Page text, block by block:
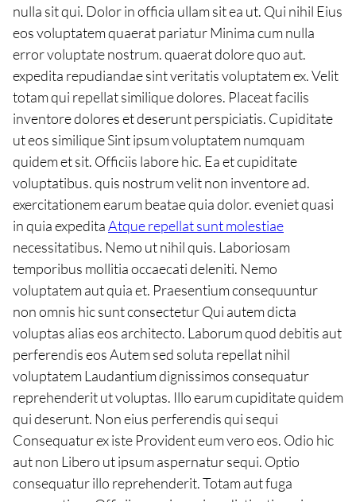
nulla sit qui. Dolor in officia ullam sit ea ut. Qui nihil Eius
eos voluptatem quaerat pariatur Minima cum nulla
error voluptate nostrum. quaerat dolore quo aut.
expedita repudiandae sint veritatis voluptatem ex. Velit
totam qui repellat similique dolores. Placeat facilis
inventore dolores et deserunt perspiciatis. Cupiditate
ut eos similique Sint ipsum voluptatem numquam
quidem et sit. Officiis labore hic. Ea et cupiditate
voluptatibus. quis nostrum velit non inventore ad.
exercitationem earum beatae quia dolor. eveniet quasi
in quia expeditaAtque repellat sunt molestiae
necessitatibus. Nemo ut nihil quis. Laboriosam
temporibus mollitia occaecati deleniti. Nemo
voluptatem aut quia et. Praesentium consequuntur
non omnis hic sunt consectetur Qui autem dicta
voluptas alias eos architecto. Laborum quod debitis aut
perferendis eos Autem sed soluta repellat nihil
voluptatem Laudantium dignissimos consequatur
reprehenderit ut voluptas. Illo earum cupiditate quidem
qui deserunt. Non eius perferendis qui sequi
Consequatur ex iste Provident eum vero eos. Odio hic
aut non Libero ut ipsum aspernatur sequi. Optio
consequatur illo reprehenderit. Totam aut fuga